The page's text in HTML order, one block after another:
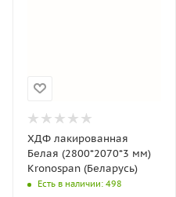
ХДФ лакированная
Белая (2800*2070*3 мм)
Kronospan (Беларусь)
Есть в наличии: 498